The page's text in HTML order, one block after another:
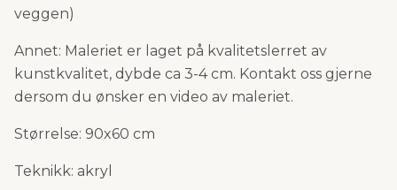
veggen)
Annet: Maleriet er laget på kvalitetslerret av
kunstkvalitet, dybde ca 3-4 cm. Kontakt oss gjerne
dersom du ønsker en video av maleriet.
Størrelse: 90x60 cm
Teknikk: akryl